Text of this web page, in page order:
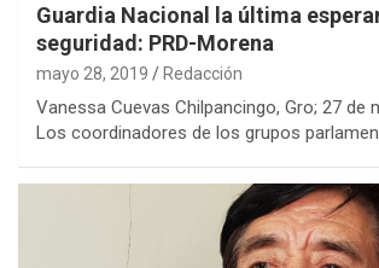
Guardia Nacional la última
seguridad: PRD-Morena
mayo 28, 2019 Redacción
Vanessa Cuevas Chilpancingo, Gro; 27 de
Los coordinadores de los grupos